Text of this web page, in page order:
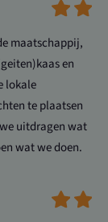
maatschappij,
en
lokale
te plaatsen
uitdragen wat
wat we doen.